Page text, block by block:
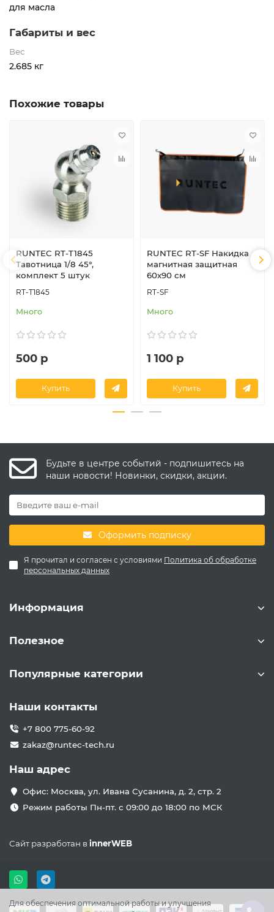
для масла
Габариты и вес
Вес
2.685 кг
Похожие товары
RUNTEC RT-T1845
Тавотница 1/8 45°,
комплект 5 штук
RT-T1845
Много
500 р
Купить
RUNTEC RT-SF Накидка
магнитная защитная
60x90 см
RT-SF
Много
1 100 р
Купить
Для обеспечения оптимальной работы и улучшения
Будьте в центре событий - подпишитесь на
наши новости! Новинки, скидки, акции.
Оформить подписку
Я прочитал и согласен с условиями Политика об обработке
персональных данных
Информация
Полезное
Популярные категории
Наши контакты
+7 800 775-60-92
zakaz@runtec-tech.ru
Наш адрес
Офис: Москва, ул. Ивана Сусанина, д. 2, стр. 2
Режим работы Пн-пт. с 09:00 до 18:00 по МСК
Сайт разработан вinnerWEB